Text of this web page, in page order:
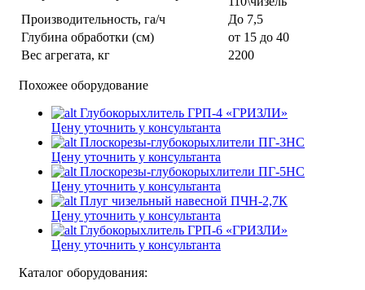
Производительность, га/ч
До 7,5
Глубина обработки (см)
от 15 до 40
Вес агрегата, кг
2200
Похожее оборудование
Глубокорыхлитель ГРП-4 «ГРИЗЛИ»
Цену уточнить у консультанта
Плоскорезы-глубокорыхлители ПГ-3НС
Цену уточнить у консультанта
Плоскорезы-глубокорыхлители ПГ-5НС
Цену уточнить у консультанта
Плуг чизельный навесной ПЧН-2,7К
Цену уточнить у консультанта
Глубокорыхлитель ГРП-6 «ГРИЗЛИ»
Цену уточнить у консультанта
Каталог оборудования: